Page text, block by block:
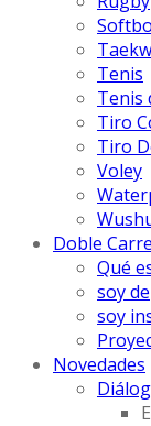
Tenis
Tenis
Tiro
Tiro
Voley
Doble
Qué
soy
soy
Novedades